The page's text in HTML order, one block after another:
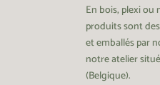
En bois, plexi ou
produits sont
et emballés par
notre atelier
(Belgique).